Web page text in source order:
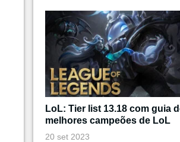
LoL: Tier list 13.18 com guia
melhores campeões de LoL
20 set 2023